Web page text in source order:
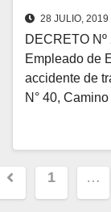
28 JULIO, 2019
DECRETO
Empleado de
accidente de
N° 40,
1 …